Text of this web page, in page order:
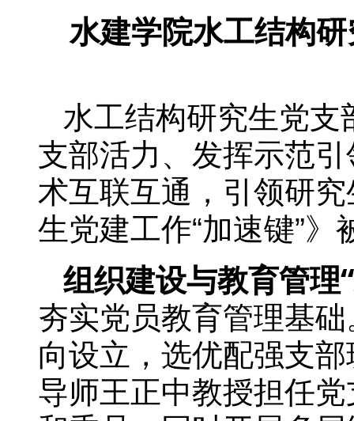
水建学院水工结构
水工结构研究生党
支部活力、发挥示范
术互联互通，引领研
生党建工作“加速键”
组织建设与教育管理
夯实党员教育管理基
向设立，选优配强支
导师王正中教授担任